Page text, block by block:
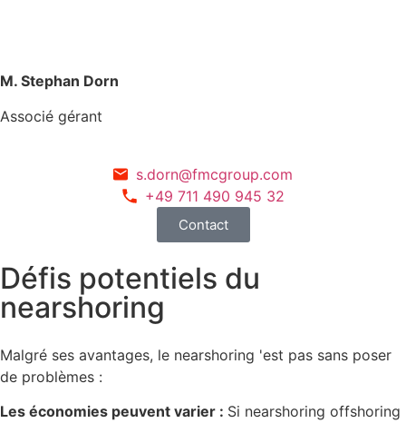
M. Stephan Dorn
Associé gérant
s.dorn@fmcgroup.com
+49 711 490 945 32
Contact
Défis potentiels du
nearshoring
Malgré ses avantages, le nearshoring 'est pas sans poser
de problèmes :
Les économies peuvent varier : Si nearshoring offshoring